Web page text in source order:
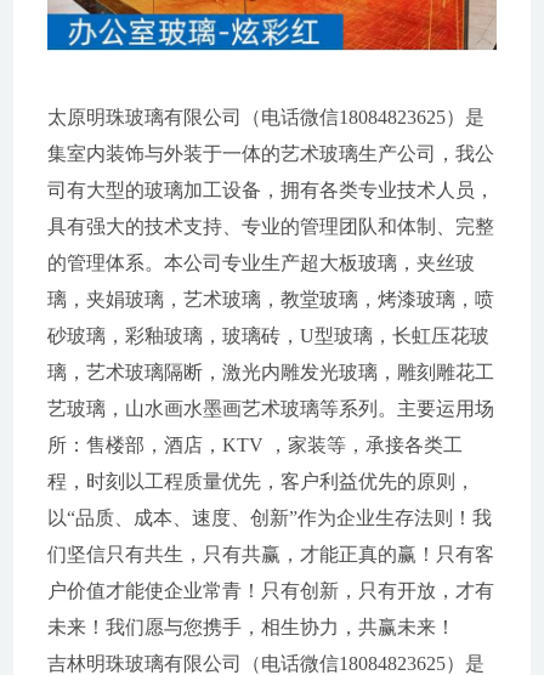
太原明珠玻璃有限公司（电话微信18084823625）是
集室内装饰与外装于一体的艺术玻璃生产公司，我公
司有大型的玻璃加工设备，拥有各类专业技术人员，
具有强大的技术支持、专业的管理团队和体制、完整
的管理体系。本公司专业生产超大板玻璃，夹丝玻
璃，夹娟玻璃，艺术玻璃，教堂玻璃，烤漆玻璃，喷
砂玻璃，彩釉玻璃，玻璃砖，U型玻璃，长虹压花玻
璃，艺术玻璃隔断，激光内雕发光玻璃，雕刻雕花工
艺玻璃，山水画水墨画艺术玻璃等系列。主要运用场
所：售楼部，酒店，KTV ，家装等，承接各类工
程，时刻以工程质量优先，客户利益优先的原则，
以“品质、成本、速度、创新”作为企业生存法则！我
们坚信只有共生，只有共赢，才能正真的赢！只有客
户价值才能使企业常青！只有创新，只有开放，才有
未来！我们愿与您携手，相生协力，共赢未来！
吉林明珠玻璃有限公司（电话微信18084823625）是